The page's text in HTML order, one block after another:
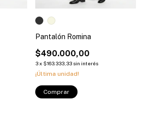
Pantalón Romina
$490.000,00
3x $163.333,33 sin interés
¡Última unidad!
Comprar